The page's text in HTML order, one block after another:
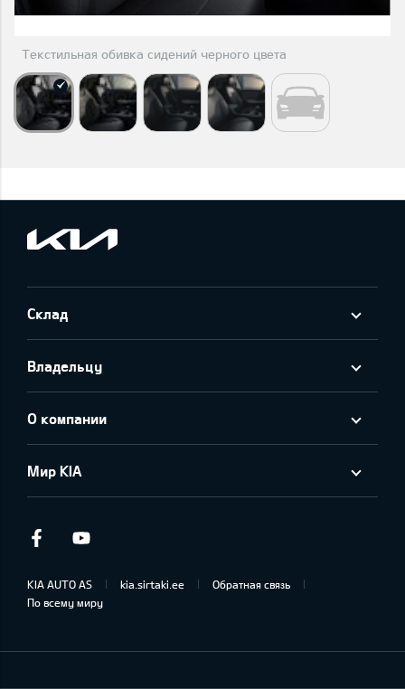
Текстильная обивка сидений черного цвета
Склад
Владельцу
О компании
Мир KIA
Facebook
KIA AUTO AS kia.sirtaki.ee
Обратная связь
По всему миру